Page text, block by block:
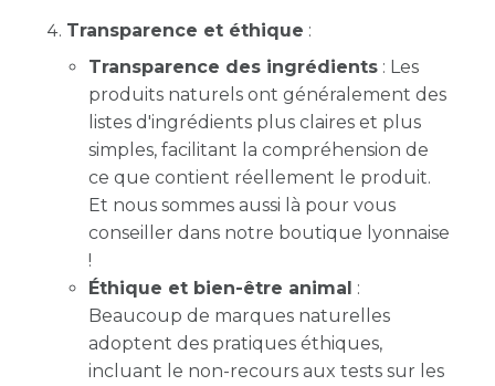
Transparence et éthique :
Transparence des ingrédients: Les
produits naturels ont généralement des
listes d'ingrédients plus claires et plus
simples, facilitant la compréhension de
ce que contient réellement le produit.
Et nous sommes aussi là pour vous
conseiller dans notre boutique lyonnaise
!
Éthique et bien-être animal :
Beaucoup de marques naturelles
adoptent des pratiques éthiques,
incluant le non-recours aux tests sur les